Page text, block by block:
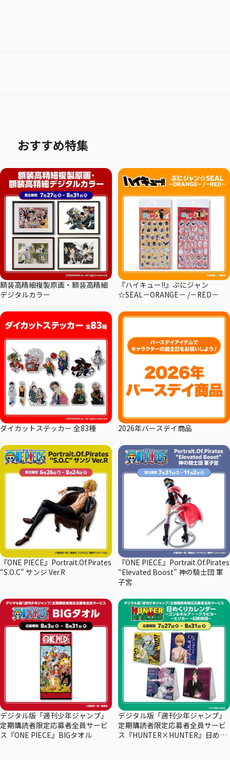
おすすめ特集
額装高精細複製原画・額装高精細
デジタルカラー
『ハイキュー!!』ぷにジャン
☆SEAL－ORANGE－ /－RED－
ダイカットステッカー 全83種 2026年バースデイ商品
『ONE PIECE』Portrait.Of.Pirates
“S.O.C” サンジ Ver.R
『ONE PIECE』Portrait.Of.Pirates
“Elevated Boost” 神の騎士団 軍
子宮
デジタル版「週刊少年ジャンプ」
定期購読者限定応募者全員サービ
ス『ONE PIECE』BIGタオル
デジタル版「週刊少年ジャンプ」
定期購読者限定応募者全員サービ
ス『HUNTER×HUNTER』日めく